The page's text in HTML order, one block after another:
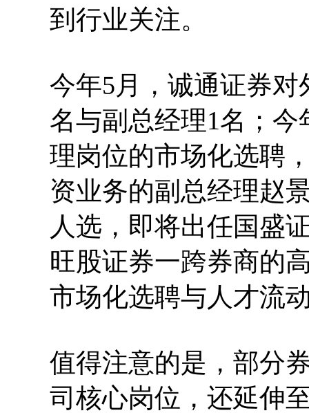
到行业关注。
今年5月，诚通证券
名与副总经理1名；
理岗位的市场化选聘
资业务的副总经理赵
人选，即将出任国盛
旺股证券一跨券商的
市场化选聘与人才流
值得注意的是，部分
司核心岗位，还延伸